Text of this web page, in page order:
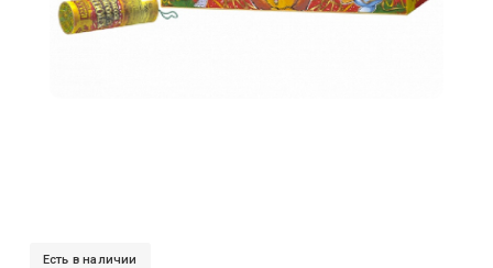
Есть в наличии